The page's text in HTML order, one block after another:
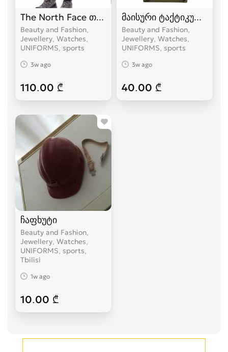
The North Face თერმო შარვალი termo sharvali
Beauty and Fashion,
Jewellery, Watches,
UNIFORMS, sports
3w ago
110.00 ₾
მაისური ტაქტიკური 5.11
Beauty and Fashion,
Jewellery, Watches,
UNIFORMS, sports
3w ago
40.00 ₾
ჩაფხუტი
Beauty and Fashion,
Jewellery, Watches,
UNIFORMS, sports
Tbilisi
1w ago
10.00 ₾